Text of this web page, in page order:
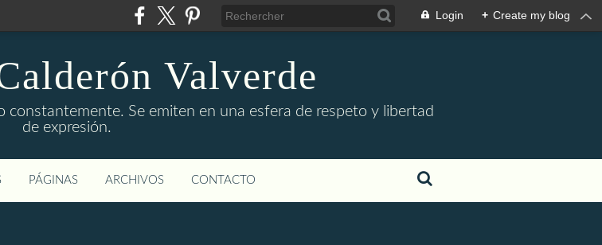
Login + Create my blog
Valverde
constantemente. Se emiten en una esfera de respeto y libertad
de expresión.
PÁGINAS ARCHIVOS CONTACTO